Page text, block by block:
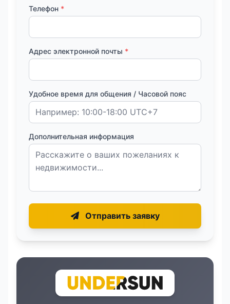
Телефон *
Адрес электронной почты *
Удобное время для общения / Часовой пояс
Дополнительная информация
Отправить заявку